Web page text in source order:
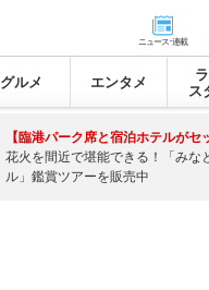
ニュース･連載
グルメ エンタメ
ス
【臨港パーク席と宿泊ホテルがセ
花火を間近で堪能できる！「みな
ル」鑑賞ツアーを販売中